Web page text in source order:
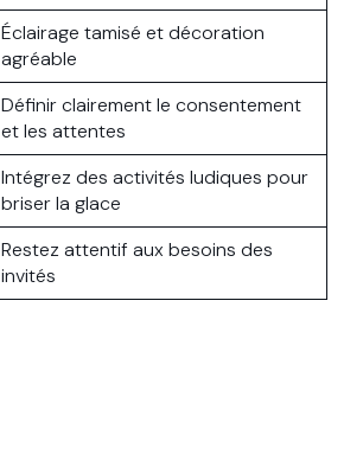
Éclairage tamisé et décoration
agréable
Définir clairement le consentement
et les attentes
Intégrez des activités ludiques pour
briser la glace
Restez attentif aux besoins des
invités